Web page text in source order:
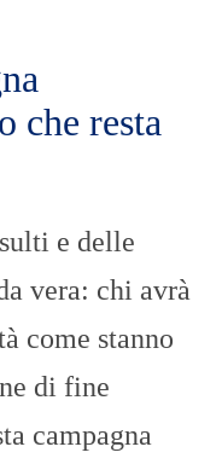
che resta
e delle
vera: chi avrà
come stanno
di fine
campagna